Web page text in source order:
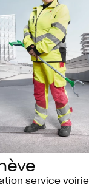
service voirie